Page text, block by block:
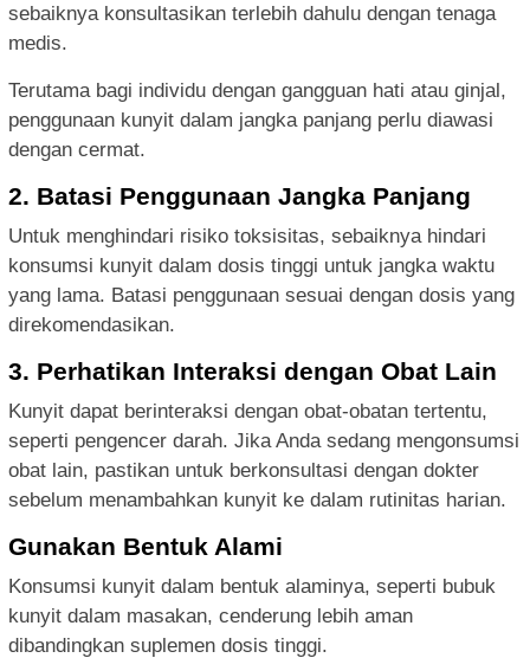
sebaiknya konsultasikan terlebih dahulu dengan tenaga
medis.
Terutama bagi individu dengan gangguan hati atau ginjal,
penggunaan kunyit dalam jangka panjang perlu diawasi
dengan cermat.
2. Batasi Penggunaan Jangka Panjang
Untuk menghindari risiko toksisitas, sebaiknya hindari
konsumsi kunyit dalam dosis tinggi untuk jangka waktu
yang lama. Batasi penggunaan sesuai dengan dosis yang
direkomendasikan.
3. Perhatikan Interaksi dengan Obat Lain
Kunyit dapat berinteraksi dengan obat-obatan tertentu,
seperti pengencer darah. Jika Anda sedang mengonsumsi
obat lain, pastikan untuk berkonsultasi dengan dokter
sebelum menambahkan kunyit ke dalam rutinitas harian.
Gunakan Bentuk Alami
Konsumsi kunyit dalam bentuk alaminya, seperti bubuk
kunyit dalam masakan, cenderung lebih aman
dibandingkan suplemen dosis tinggi.